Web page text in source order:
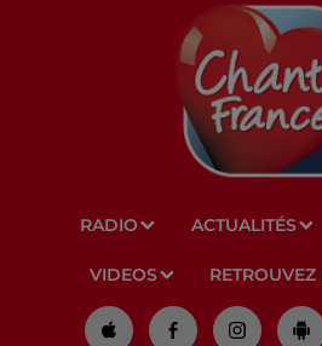
RADIO ACTUALITÉS
VIDEOS